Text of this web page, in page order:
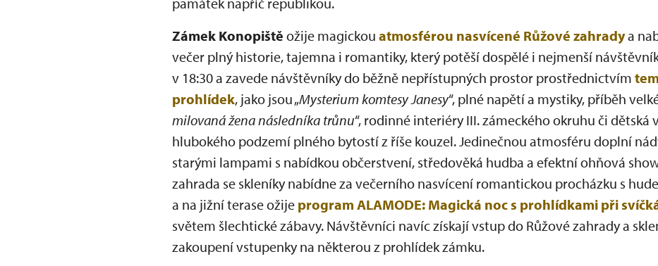
Zámek Konopiště ožije magickou atmosférou nasvícené Růžové zahradya
večer plný historie, tajemna i romantiky, který potěší dospělé i nejmenší
v 18:30 a zavede návštěvníky do běžně nepřístupných prostor prostřednictvím
prohlídek, jako jsou „Mysterium komtesy Janesy“, plné napětí a mystiky, příběh
milovaná žena následníka trůnu“, rodinné interiéry III. zámeckého okruhu či dětská
hlubokého podzemí plného bytostí z říše kouzel. Jedinečnou atmosféru doplní
starými lampami s nabídkou občerstvení, středověká hudba a efektní ohňová
zahrada se skleníky nabídne za večerního nasvícení romantickou procházku s
a na jižní terase ožije program ALAMODE: Magická noc s prohlídkami při
světem šlechtické zábavy. Návštěvníci navíc získají vstup do Růžové zahrady a
zakoupení vstupenky na některou z prohlídek zámku.